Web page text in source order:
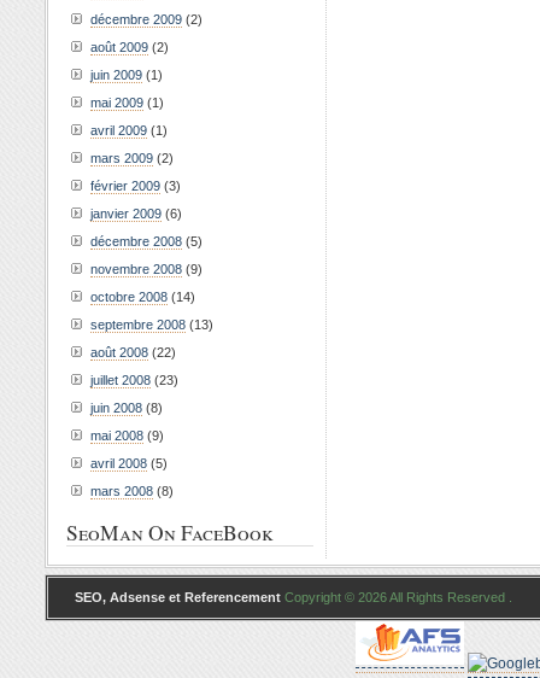
décembre 2009 (2)
août 2009 (2)
juin 2009 (1)
mai 2009 (1)
avril 2009 (1)
mars 2009 (2)
février 2009 (3)
janvier 2009 (6)
décembre 2008 (5)
novembre 2008 (9)
octobre 2008 (14)
septembre 2008 (13)
août 2008 (22)
juillet 2008 (23)
juin 2008 (8)
mai 2008 (9)
avril 2008 (5)
mars 2008 (8)
SeoMan On FaceBook
SEO, Adsense et Referencement Copyright © 2026 All Rights Reserved .